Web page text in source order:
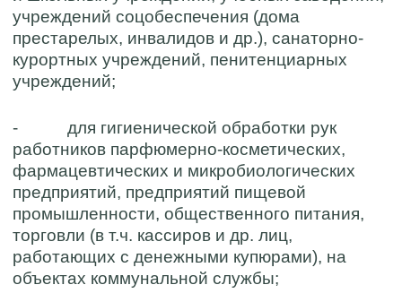
учреждений соцобеспечения (дома
престарелых, инвалидов и др.), санаторно-
курортных учреждений, пенитенциарных
учреждений;
- для гигиенической обработки рук
работников парфюмерно-косметических,
фармацевтических и микробиологических
предприятий, предприятий пищевой
промышленности, общественного питания,
торговли (в т.ч. кассиров и др. лиц,
работающих с денежными купюрами), на
объектах коммунальной службы;